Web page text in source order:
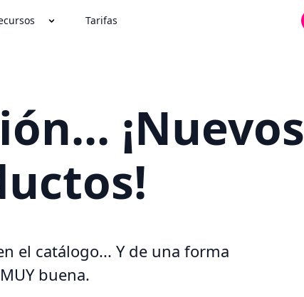
Tarifas
¡Nuevos
el catálogo... Y de una forma
buena.